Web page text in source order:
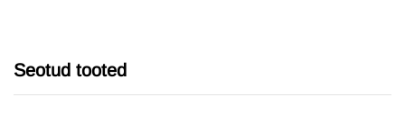
Seotud tooted